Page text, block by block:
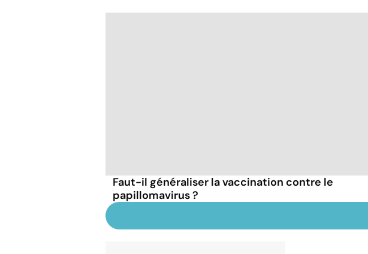
Faut-il généraliser la vaccination contre le
papillomavirus ?